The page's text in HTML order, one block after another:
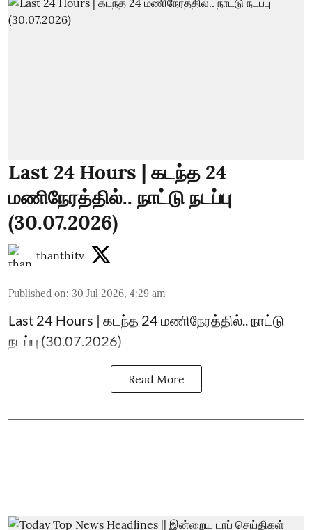
Last 24 Hours | கடந்த 24
மணிநேரத்தில்.. நாட்டு நடப்பு
(30.07.2026)
thanthitv
Published on: 30 Jul 2026, 4:29 am
Last 24 Hours | கடந்த 24 மணிநேரத்தில்.. நாட்டு
நடப்பு (30.07.2026)
Read More